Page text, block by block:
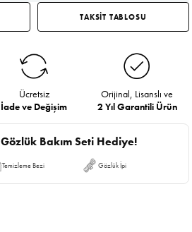
TAKSİT TABLOSU
Ücretsiz
İade ve Değişim
Orijinal, Lisanslı ve
2 Yıl Garantili Ürün
Bakım Seti Hediye!
Temizleme Bezi Gözlük İpi